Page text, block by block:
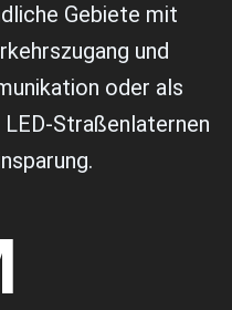
Gebiete mit
und
oder als
Straßenlaternen